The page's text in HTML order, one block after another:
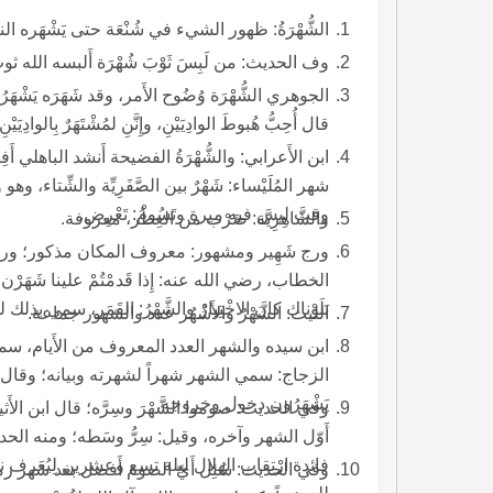
الشُّهْرَةُ: ظهور الشيء في شُنْعَة حتى يَشْهَره
وف الحديث: من لَبِسَ ثَوْبَ شُهْرَة أَلبسه الله
قال أُحِبُّ هُبوطَ الوادِيَيْنِ، وإِنَّنِ لمُشْتَهَرٌ
شهر المُلَيْساء: شَهْرٌ بين
وقت ليس فيه مِيرة وتَسُومُ: تَعْرِض.
والشَّاهِرِيَّة: ضَرْب من العِطْر، معروفة.
ورج شَهِير ومشهور: معروف المكان مذكور؛
الخطاب، رضي الله عنه: إِذا قَدمْتُمْ علينا شَهَرْن
بَلَوْناك كان الاخْتِيارُ والشَّهْرُ: القَمَر، سمي
الليث: الشَّهْرُ والأَشْهُر عدد والشهور جماعة.
ابن سيده والشهر العدد المعروف من الأَيام،
الزجاج: سمي الشهر شهراً
يَشْهَرُون دخول وخروجه.